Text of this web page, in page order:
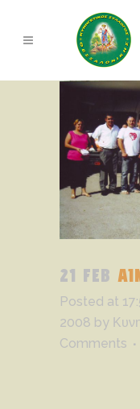
21 FEB
Posted at
2008 by
Comments